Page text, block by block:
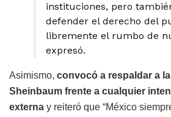
instituciones, pero
defender el derecho del
libremente el rumbo de
expresó.
Asimismo, convocó a respaldar a
Sheinbaum frente a cualquier
externa y reiteró que “México